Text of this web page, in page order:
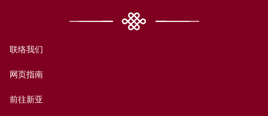
联络我们
网页指南
前往新亚